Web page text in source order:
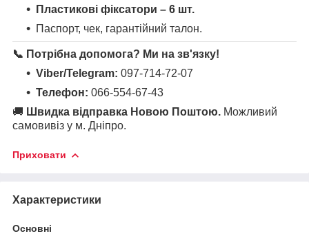
Пластикові фіксатори – 6 шт.
Паспорт, чек, гарантійний талон.
📞 Потрібна допомога? Ми на зв'язку!
Viber/Telegram: 097-714-72-07
Телефон: 066-554-67-43
🚚 Швидка відправка Новою Поштою. Можливий
самовивіз у м. Дніпро.
Приховати
Характеристики
Основні